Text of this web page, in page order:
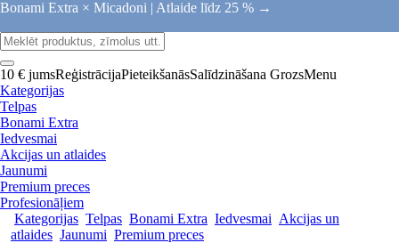
Bonami Extra × Micadoni | Atlaide līdz 25 % →
10 € jumsReģistrācijaPieteikšanāsSalīdzināšana GrozsMenu
Kategorijas
Telpas
Bonami Extra
Iedvesmai
Akcijas un atlaides
Jaunumi
Premium preces
Profesionāļiem
Kategorijas Telpas Bonami Extra Iedvesmai Akcijas un
atlaides Jaunumi Premium preces